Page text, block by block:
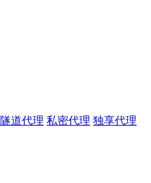
隧道代理 私密代理 独享代理